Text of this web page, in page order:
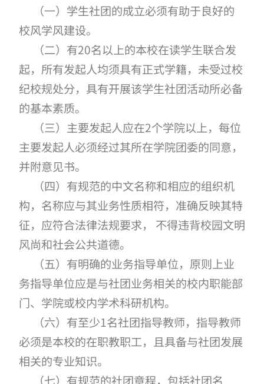
（一）学生社团的成立必须有助于良好的
校风学风建设。
（二）有20名以上的本校在读学生联合发
起，所有发起人均须具有正式学籍，未受过校
纪校规处分，具有开展该学生社团活动所必备
的基本素质。
（三）主要发起人应在2个学院以上，每位
主要发起人必须经过其所在学院团委的同意，
并附意见书。
（四）有规范的中文名称和相应的组织机
构，名称应与其业务性质相符，准确反映其特
征，应符合法律法规要求， 不得违背校园文明
风尚和社会公共道德。
（五）有明确的业务指导单位，原则上业
务指导单位应是与社团业务相关的校内职能部
门、学院或校内学术科研机构。
（六）有至少1名社团指导教师，指导教师
必须是本校的在职教职工，且具备与社团发展
相关的专业知识。
（七）有规范的社团章程，包括社团名